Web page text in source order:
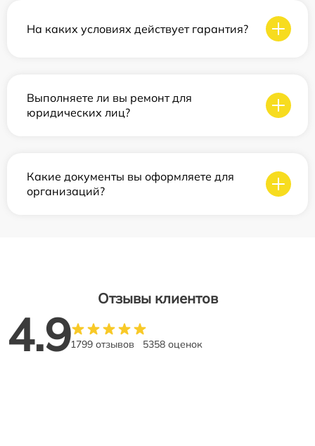
На каких условиях действует гарантия?
Выполняете ли вы ремонт для
юридических лиц?
Какие документы вы оформляете для
организаций?
Отзывы клиентов
4.91799 отзывов 5358 оценок